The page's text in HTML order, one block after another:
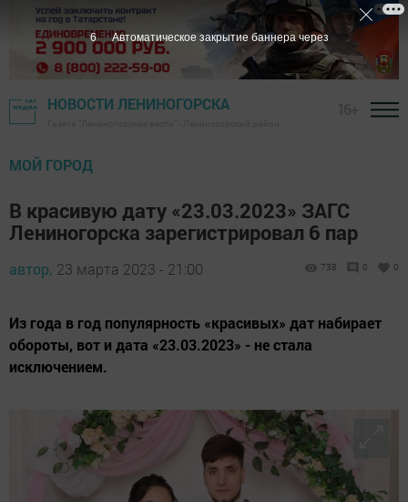
НОВОСТИ ЛЕНИНОГОРСКА
МОЙ ГОРОД
В красивую дату «23.03.2023» ЗАГС
Лениногорска зарегистрировал 6 пар
автор, 23 марта 2023 - 21:00 738 0 0
Из года в год популярность «красивых» дат набирает
обороты, вот и дата «23.03.2023» - не стала
исключением.
5 Автоматическое закрытие баннера через